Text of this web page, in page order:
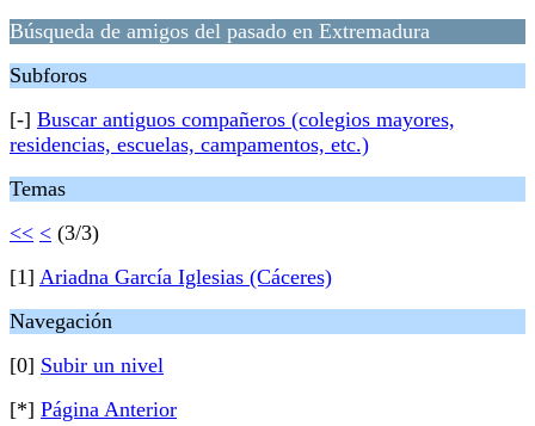
Búsqueda de amigos del pasado en Extremadura
Subforos
[-] Buscar antiguos compañeros (colegios mayores,
residencias, escuelas, campamentos, etc.)
Temas
<< < (3/3)
[1] Ariadna García Iglesias (Cáceres)
Navegación
[0] Subir un nivel
[*] Página Anterior